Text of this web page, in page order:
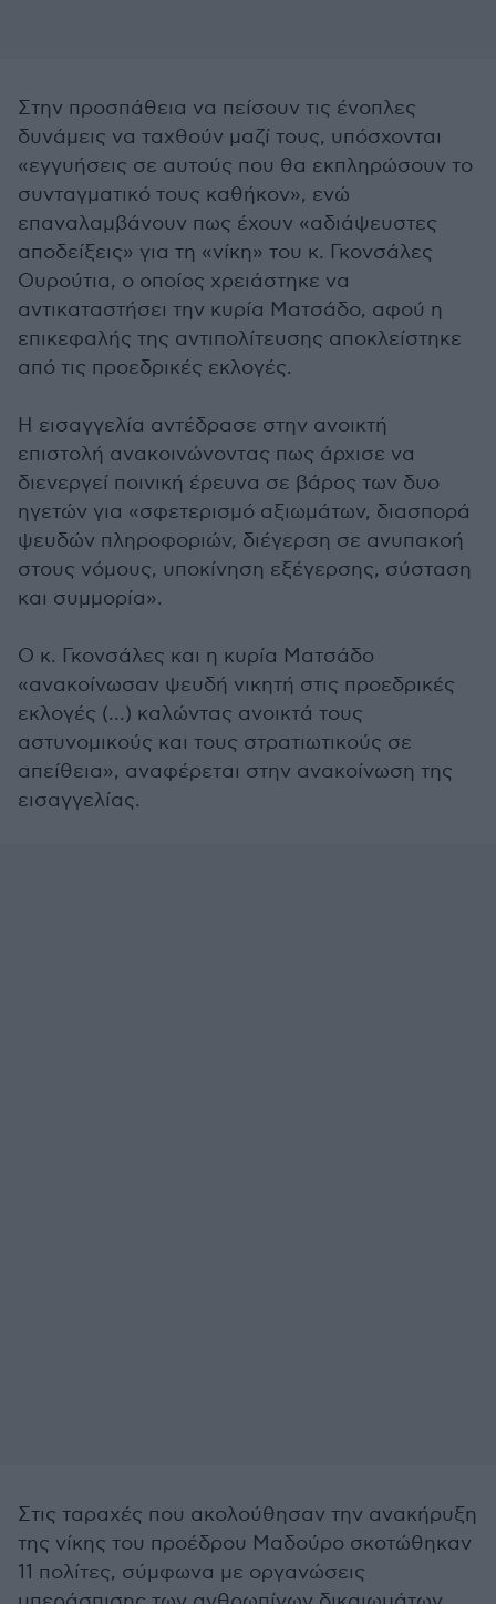
Στην προσπάθεια να πείσουν τις ένοπλες
δυνάμεις να ταχθούν μαζί τους, υπόσχονται
«εγγυήσεις σε αυτούς που θα εκπληρώσουν το
συνταγματικό τους καθήκον», ενώ
επαναλαμβάνουν πως έχουν «αδιάψευστες
αποδείξεις» για τη «νίκη» του κ. Γκονσάλες
Ουρούτια, ο οποίος χρειάστηκε να
αντικαταστήσει την κυρία Ματσάδο, αφού η
επικεφαλής της αντιπολίτευσης αποκλείστηκε
από τις προεδρικές εκλογές.
Η εισαγγελία αντέδρασε στην ανοικτή
επιστολή ανακοινώνοντας πως άρχισε να
διενεργεί ποινική έρευνα σε βάρος των δυο
ηγετών για «σφετερισμό αξιωμάτων, διασπορά
ψευδών πληροφοριών, διέγερση σε ανυπακοή
στους νόμους, υποκίνηση εξέγερσης, σύσταση
και συμμορία».
Ο κ. Γκονσάλες και η κυρία Ματσάδο
«ανακοίνωσαν ψευδή νικητή στις προεδρικές
εκλογές (...) καλώντας ανοικτά τους
αστυνομικούς και τους στρατιωτικούς σε
απείθεια», αναφέρεται στην ανακοίνωση της
εισαγγελίας.
Στις ταραχές που ακολούθησαν την ανακήρυξη
της νίκης του προέδρου Μαδούρο σκοτώθηκαν
11 πολίτες, σύμφωνα με οργανώσεις